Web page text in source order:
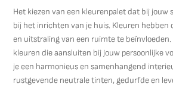
Het kiezen van een kleurenpalet dat bij jouw
bij het inrichten van je huis. Kleuren hebben
en uitstraling van een ruimte te beïnvloeden.
kleuren die aansluiten bij jouw persoonlijke
je een harmonieus en samenhangend
rustgevende neutrale tinten, gedurfde en